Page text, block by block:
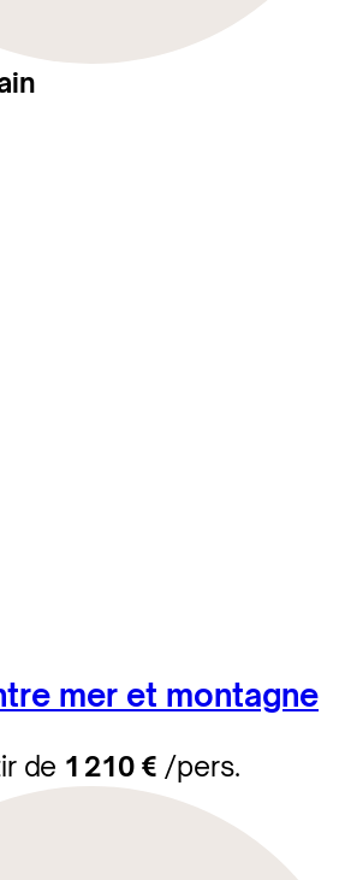
mer et montagne
de 1 210 € /pers.